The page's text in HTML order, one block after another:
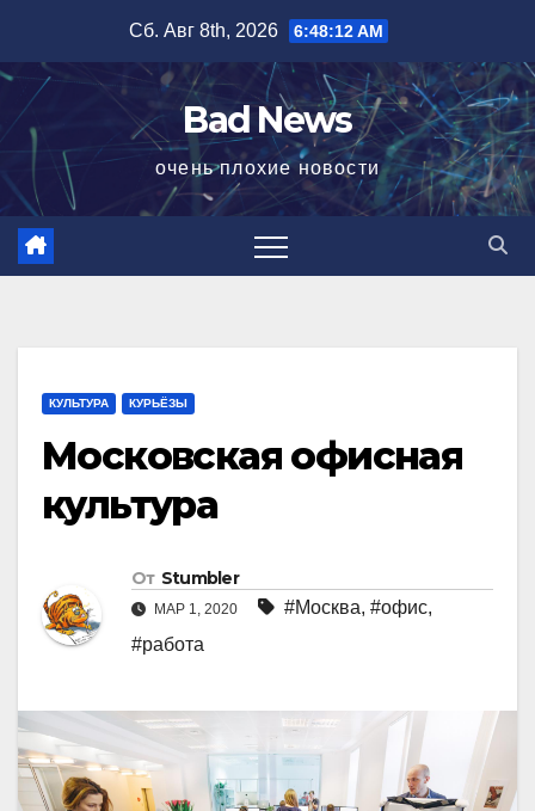
содержимому
Сб. Авг 8th, 2026 6:48:13 AM
Bad News
очень плохие новости
КУЛЬТУРА КУРЬЁЗЫ
Московская офисная
культура
От Stumbler
МАР 1, 2020 #Москва, #офис,
#работа